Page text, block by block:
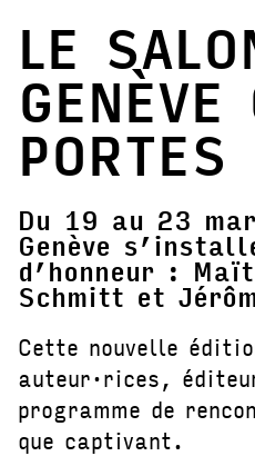
LE
Du 19 au 23
Genève
d’honneur :
Schmitt et
Cette nouvelle
auteur·rices,
programme de
que captivant.